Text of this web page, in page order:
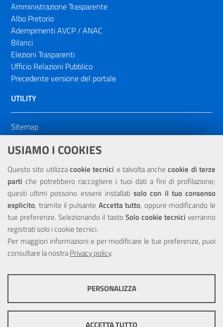
USIAMO I COOKIES
Questo sito utilizzacookie tecnici e talvolta anchecookie di terze
parti che potrebbero raccogliere i tuoi dati a fini di profilazione;
questi ultimi possono essere installatisolo con il tuo consenso
esplicito, tramite il pulsante Accetta tutto, oppure modificando le
tue preferenze. Selezionando il tasto Solo cookie tecnici verranno
registrati solo i cookie tecnici.
Per maggiori informazioni e per modificare le tue preferenze, puoi
consultare la nostraPrivacy policy.
PERSONALIZZA
Amministrazione Trasparente
Albo Pretorio
Adempimenti AVCP / ANAC
Bilanci
Elezioni Trasparenti
Ufficio Relazioni Pubblico
Precedente versione del portale
UTILITY
Sitemap
Dichiarazione di accessibilità
NOTE LEGALI
Privacy
Portale realizzato con la partecipazione finanziaria dell'Unione
Europea tramite i fondi del POR Sicilia 2000/2006 Misura 6.05 -